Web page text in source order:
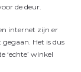
de deur.
internet zijn er
Het is dus
‘echte’ winkel